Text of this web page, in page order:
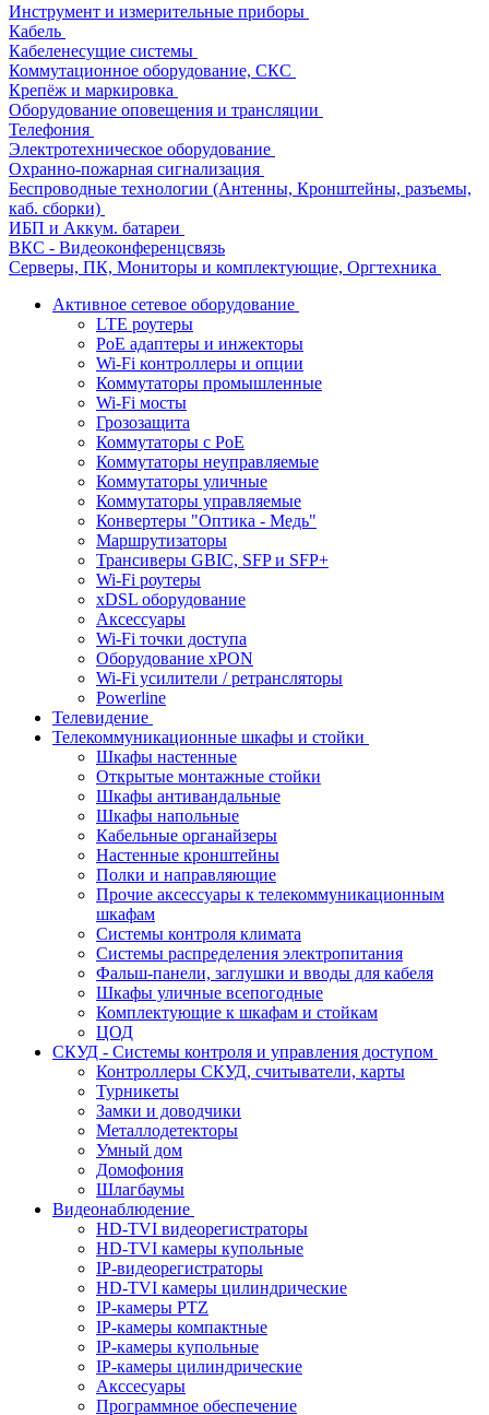
Инструмент и измерительные приборы
Кабель
Кабеленесущие системы
Коммутационное оборудование, СКС
Крепёж и маркировка
Оборудование оповещения и трансляции
Телефония
Электротехническое оборудование
Охранно-пожарная сигнализация
Беспроводные технологии (Антенны, Кронштейны, разъемы,
каб. сборки)
ИБП и Аккум. батареи
ВКС - Видеоконференцсвязь
Серверы, ПК, Мониторы и комплектующие, Оргтехника
Активное сетевое оборудование
LTE роутеры
PoE адаптеры и инжекторы
Wi-Fi контроллеры и опции
Коммутаторы промышленные
Wi-Fi мосты
Грозозащита
Коммутаторы c PoE
Коммутаторы неуправляемые
Коммутаторы уличные
Коммутаторы управляемые
Конвертеры "Оптика - Медь"
Маршрутизаторы
Трансиверы GBIC, SFP и SFP+
Wi-Fi роутеры
xDSL оборудование
Аксессуары
Wi-Fi точки доступа
Оборудование хPON
Wi-Fi усилители / ретрансляторы
Powerline
Телевидение
Телекоммуникационные шкафы и стойки
Шкафы настенные
Открытые монтажные стойки
Шкафы антивандальные
Шкафы напольные
Кабельные органайзеры
Настенные кронштейны
Полки и направляющие
Прочие аксессуары к телекоммуникационным
шкафам
Системы контроля климата
Системы распределения электропитания
Фальш-панели, заглушки и вводы для кабеля
Шкафы уличные всепогодные
Комплектующие к шкафам и стойкам
ЦОД
СКУД - Системы контроля и управления доступом
Контроллеры СКУД, считыватели, карты
Турникеты
Замки и доводчики
Металлодетекторы
Умный дом
Домофония
Шлагбаумы
Видеонаблюдение
HD-TVI видеорегистраторы
HD-TVI камеры купольные
IP-видеорегистраторы
HD-TVI камеры цилиндрические
IP-камеры PTZ
IP-камеры компактные
IP-камеры купольные
IP-камеры цилиндрические
Акссесуары
Программное обеспечение